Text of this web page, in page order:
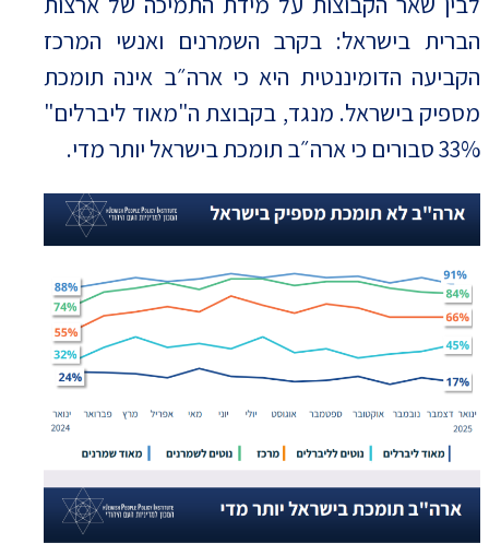
הברית בישראל: בקרב השמרנים ואנשי המרכז
הקביעה הדומיננטית היא כי ארה״ב אינה תומכת
מספיק בישראל. מנגד, בקבוצת ה"מאוד ליברלים"
33% סבורים כי ארה״ב תומכת בישראל יותר מדי.